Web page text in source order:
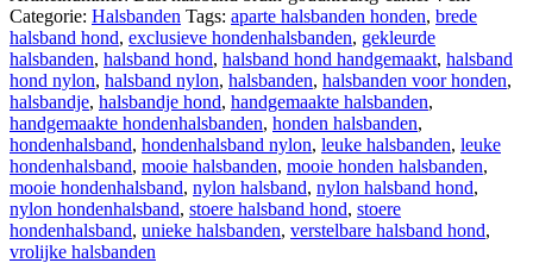
goudkleurig-
camel
4
cm
aantal
Categorie: Halsbanden Tags: aparte halsbanden honden, brede
halsband hond, exclusieve hondenhalsbanden, gekleurde
halsbanden, halsband hond, halsband hond handgemaakt, halsband
hond nylon, halsband nylon, halsbanden, halsbanden voor honden,
halsbandje, halsbandje hond, handgemaakte halsbanden,
handgemaakte hondenhalsbanden, honden halsbanden,
hondenhalsband, hondenhalsband nylon, leuke halsbanden, leuke
hondenhalsband, mooie halsbanden, mooie honden halsbanden,
mooie hondenhalsband, nylon halsband, nylon halsband hond,
nylon hondenhalsband, stoere halsband hond, stoere
hondenhalsband, unieke halsbanden, verstelbare halsband hond,
vrolijke halsbanden